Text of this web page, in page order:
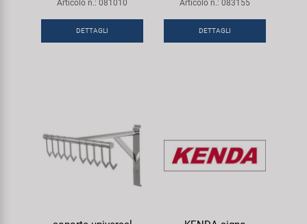
Articolo n.: 081010
DETTAGLI
Articolo n.: 083155
DETTAGLI